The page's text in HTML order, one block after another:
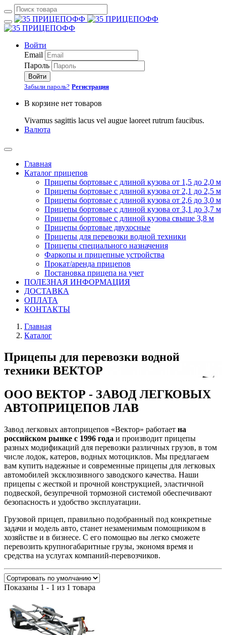
Войти
Email
Пароль
Войти
Забыли пароль? Регистрация
В корзине нет товаров
Vivamus sagittis lacus vel augue laoreet rutrum faucibus.
Валюта
Главная
Каталог прицепов
Прицепы бортовые с длиной кузова от 1,5 до 2,0 м
Прицепы бортовые с длиной кузова от 2,1 до 2,5 м
Прицепы бортовые с длиной кузова от 2,6 до 3,0 м
Прицепы бортовые с длиной кузова от 3,1 до 3,7 м
Прицепы бортовые с длиной кузова свыше 3,8 м
Прицепы бортовые двухосные
Прицепы для перевозки водной техники
Прицепы специального назначения
Фаркопы и прицепные устройства
Прокат/аренда прицепов
Постановка прицепа на учет
ПОЛЕЗНАЯ ИНФОРМАЦИЯ
ДОСТАВКА
ОПЛАТА
КОНТАКТЫ
Главная
Каталог
Прицепы для перевозки водной
техники ВЕКТОР
ООО ВЕКТОР - ЗАВОД ЛЕГКОВЫХ
АВТОПРИЦЕПОВ ЛАВ
Завод легковых автоприцепов «Вектор» работает на
российском рынке с 1996 года и производит прицепы
разных модификаций для перевозки различных грузов, в том
числе лодок, катеров, водных мотоциклов. Мы предлагаем
вам купить надежные и современные прицепы для легковых
автомобилей эксклюзивного заводского качества. Наши
прицепы с жесткой и прочной конструкцией, эластичной
подвеской, безупречной тормозной системой обеспечивают
безопасность и удобство эксплуатации.
Грузовой прицеп, правильно подобранный под конкретные
задачи и модель авто, станет незаменимым помощником в
хозяйстве и в бизнесе. С его помощью вы легко сможете
перевозить крупногабаритные грузы, экономя время и
средства на услугах компаний-перевозчиков.
Показаны 1 - 1 из 1 товара